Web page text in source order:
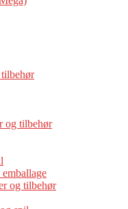
og tilbehør
og tilbehør